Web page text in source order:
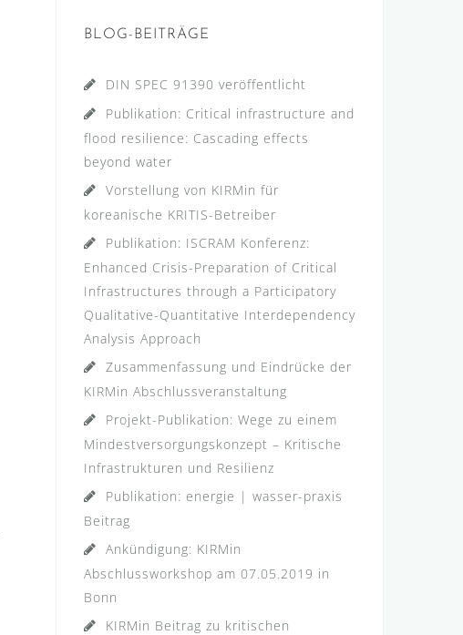
BLOG-BEITRÄGE
DIN SPEC 91390 veröffentlicht
Publikation: Critical infrastructure and
flood resilience: Cascading effects
beyond water
Vorstellung von KIRMin für
koreanische KRITIS-Betreiber
Publikation: ISCRAM Konferenz:
Enhanced Crisis-Preparation of Critical
Infrastructures through a Participatory
Qualitative-Quantitative Interdependency
Analysis Approach
Zusammenfassung und Eindrücke der
KIRMin Abschlussveranstaltung
Projekt-Publikation: Wege zu einem
Mindestversorgungskonzept – Kritische
Infrastrukturen und Resilienz
Publikation: energie | wasser-praxis
Beitrag
Ankündigung: KIRMin
Abschlussworkshop am 07.05.2019 in
Bonn
KIRMin Beitrag zu kritischen